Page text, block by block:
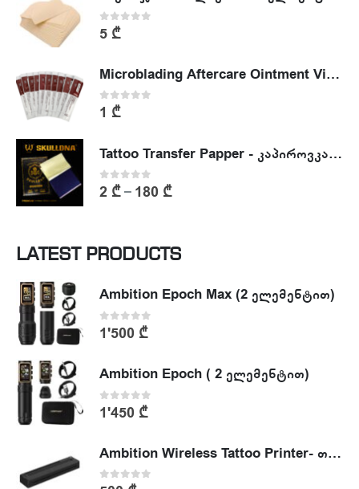
0out of 5
5 ₾
Microblading Aftercare Ointment Vitamin A&D
0 out of 5
1 ₾
Tattoo Transfer Papper - კაპიროვკა - ტატუს ესკიზის კოპირების ქაღალდი
0out of 5
2 ₾– 180 ₾
LATEST PRODUCTS
Ambition Epoch Max (2 ელემენტით)
0out of 5
1'500 ₾
Ambition Epoch ( 2 ელემენტით)
0out of 5
1'450 ₾
Ambition Wireless Tattoo Printer- თერმული პრინტერი